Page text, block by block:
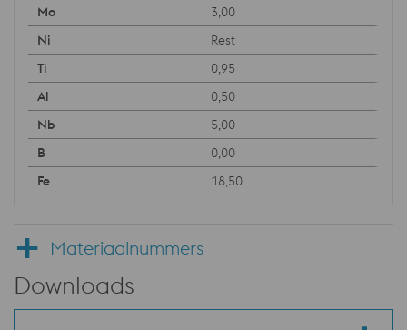
3,00
Rest
0,95
0,50
5,00
0,00
18,50
Materiaalnummers
Downloads